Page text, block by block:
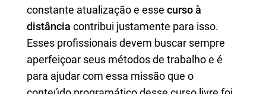
constante atualização e esse curso à
distância contribui justamente para isso.
Esses profissionais devem buscar sempre
aperfeiçoar seus métodos de trabalho e é
para ajudar com essa missão que o